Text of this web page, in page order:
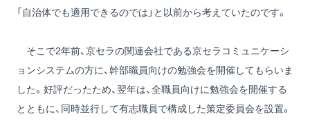
「自治体でも適用できるのでは」と以前から考えていたのです。
そこで2年前、京セラの関連会社である京セラコミュニケーシ
ョンシステムの方に、幹部職員向けの勉強会を開催してもらいま
した。好評だったため、翌年は、全職員向けに勉強会を開催する
とともに、同時並行して有志職員で構成した策定委員会を設置。